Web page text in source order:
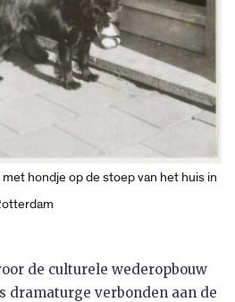
hondje op de stoep van het huis in
de culturele wederopbouw
dramaturge verbonden aan de